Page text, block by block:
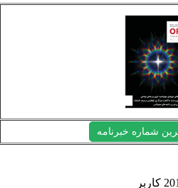
شماره خبرنامه